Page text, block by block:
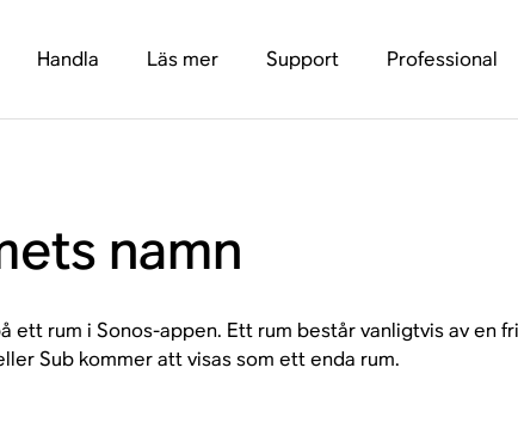
Handla Läs mer Support Professional
namn
ett rum i Sonos-appen. Ett rum består vanligtvis av en
Sub kommer att visas som ett enda rum.